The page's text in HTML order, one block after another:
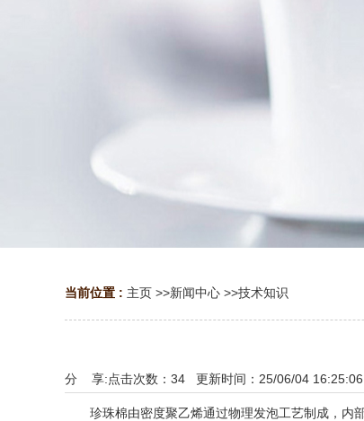
当前位置 : 主页 >>新闻中心 >>技术知识
点击次数： 34 更新时间：25/06/04
分 享:
珍珠棉由密度聚乙烯通过物理发泡工艺制成，内部